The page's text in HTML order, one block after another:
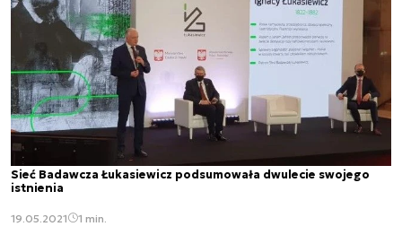
Sieć Badawcza Łukasiewicz podsumowała dwulecie swojego
istnienia
19.05.2021 1 min.